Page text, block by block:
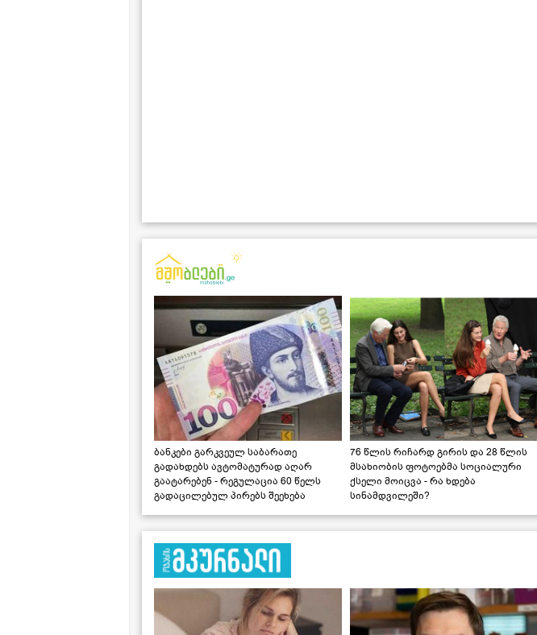
ბანკები გარკვეულ საბარათე
გადახდებს ავტომატურად აღარ
გაატარებენ - რეგულაცია 60 წელს
გადაცილებულ პირებს შეეხება
76 წლის რიჩარდ გირის და 28 წლის
მსახიობის ფოტოებმა სოციალური
ქსელი მოიცვა - რა ხდება
სინამდვილეში?